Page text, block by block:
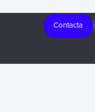
Contacta